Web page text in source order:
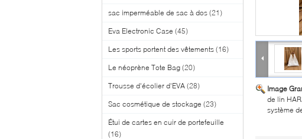
sac imperméable de sac à dos (21)
Eva Electronic Case (45)
Les sports portent des vêtements (16)
Le néoprène Tote Bag (20)
Trousse d'écolier d'EVA (28)
Sac cosmétique de stockage (23)
Étui de cartes en cuir de portefeuille
(16)
Image
de lin
système